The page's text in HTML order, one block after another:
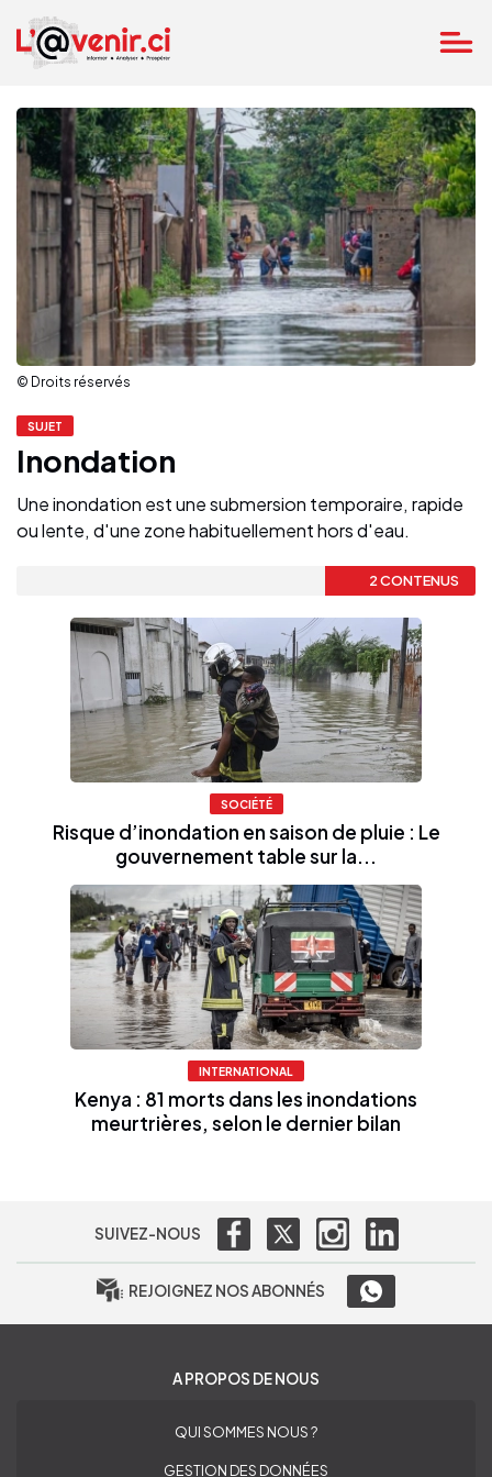
© Droits réservés
SUJET
Inondation
Une inondation est une submersion temporaire, rapide
ou lente, d'une zone habituellement hors d'eau.
2 CONTENUS
SOCIÉTÉ
Risque d’inondation en saison de pluie : Le
gouvernement table sur la...
INTERNATIONAL
Kenya : 81 morts dans les inondations
meurtrières, selon le dernier bilan
SUIVEZ-NOUS
REJOIGNEZ NOS ABONNÉS
A PROPOS DE NOUS
QUI SOMMES NOUS ?
GESTION DES DONNÉES